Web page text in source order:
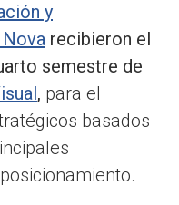
y
recibieron el
semestre de
, para el
basados